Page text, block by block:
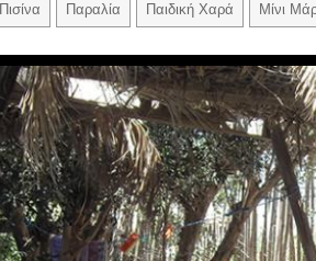
Πισίνα Παραλία Παιδική Χαρά Μίνι